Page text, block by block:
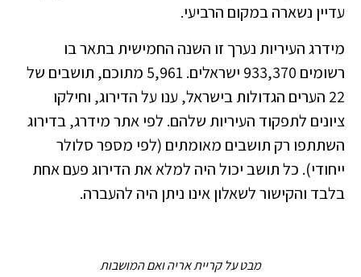
עדיין נשארה במקום הרביעי.
מידרג העיריות נערך זו השנה החמישית בתאר בו
רשומים 933,370 ישראלים. 5,961 מתוכם, תושבים של
22 הערים הגדולות בישראל, ענו על הדירוג, וחילקו
ציונים לתפקוד העיריות שלהם. לפי אתר מידרג, בדירוג
השתתפו רק תושבים מאומתים (לפי מספר סלולר
ייחודי). כל תושב יכול היה למלא את הדירוג פעם אחת
בלבד והקישור לשאלון אינו ניתן היה להעברה.
מבט על קריית אריה ואם המושבות